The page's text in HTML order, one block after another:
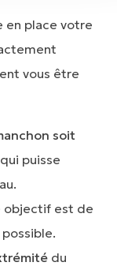
en place votre
vous être
soit
puisse
objectif est de
du